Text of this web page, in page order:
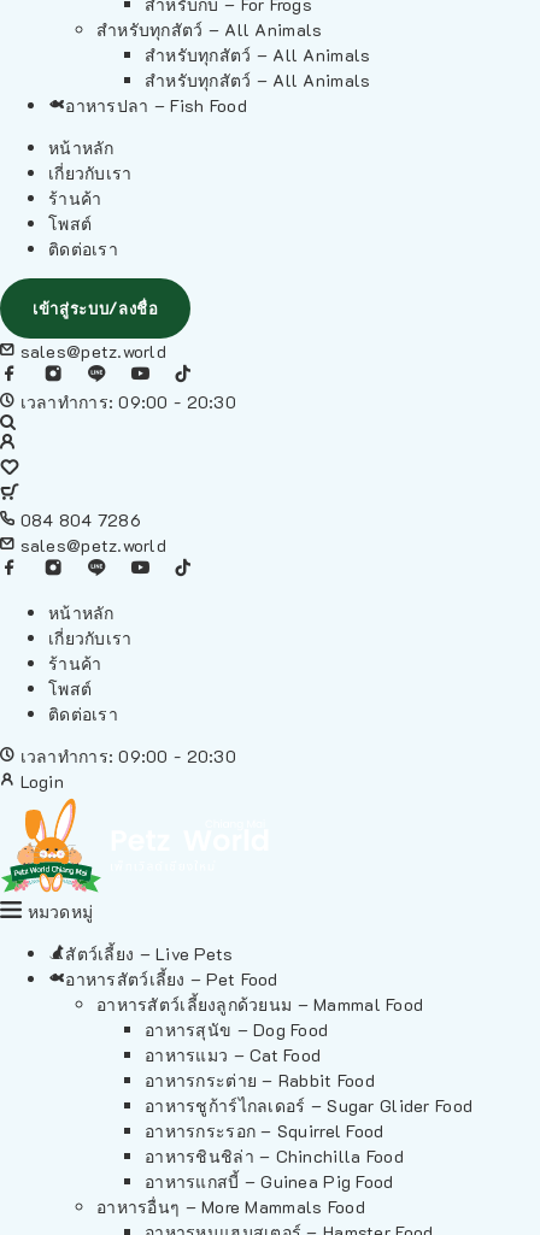
สำหรับทุกสัตว์ – All Animals
สำหรับทุกสัตว์ – All Animals
สำหรับทุกสัตว์ – All Animals
อาหารปลา – Fish Food
หน้าหลัก
เกี่ยวกับเรา
ร้านค้า
โพสต์
ติดต่อเรา
เข้าสู่ระบบ/ลงชื่อ
sales@petz.world
เวลาทำการ: 09:00 - 20:30
084 804 7286
sales@petz.world
หน้าหลัก
เกี่ยวกับเรา
ร้านค้า
โพสต์
ติดต่อเรา
เวลาทำการ: 09:00 - 20:30
Login
หมวดหมู่
สัตว์เลี้ยง – Live Pets
อาหารสัตว์เลี้ยง – Pet Food
อาหารสัตว์เลี้ยงลูกด้วยนม – Mammal Food
อาหารสุนัข – Dog Food
อาหารแมว – Cat Food
อาหารกระต่าย – Rabbit Food
อาหารชูก้าร์ไกลเดอร์ – Sugar Glider Food
อาหารกระรอก – Squirrel Food
อาหารชินชิล่า – Chinchilla Food
อาหารแกสบี้ – Guinea Pig Food
อาหารอื่นๆ – More Mammals Food